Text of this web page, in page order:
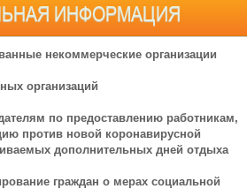
ИНФОРМАЦИЯ
некоммерческие организации
организаций
по предоставлению работникам,
против новой коронавирусной
дополнительных дней отдыха
граждан о мерах социальной